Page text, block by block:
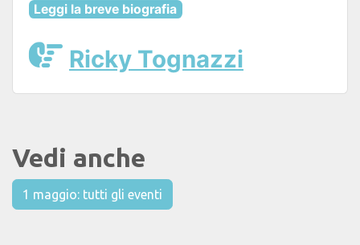
Leggi la breve biografia
Ricky Tognazzi
Vedi anche
1 maggio: tutti gli eventi